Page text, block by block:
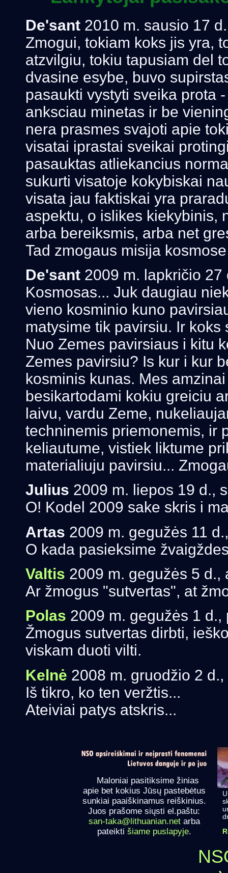
De'sant 2010 m. sausio 17
Zmogui, tokiam koks jis yra,
atzvilgiu, tokiu tapusiam del
dvasine esybe, buvo
pasaukti vystyti sveika prota
anksciau minetas ir be
nera prasmes svajoti apie
visatai iprastai sveikai
pasauktas atliekancius
sukurti visatoje kokybiskai
visata jau faktiskai yra
aspektu, o islikes kiekybinis,
arba bereiksmis, arba net
Tad zmogaus misija
De'sant 2009 m. lapkričio
Kosmosas... Juk daugiau
vieno kosminio kuno
matysime tik pavirsiu. Ir
Nuo Zemes pavirsiaus i kitu
Zemes pavirsiu? Is kur i kur
kosminis kunas. Mes
besikartodami kokiu greiciu
laivu, vardu Zeme,
techninemis priemonemis, ir
keliautume, vistiek liktume
materialiuju pavirsiu...
Julius 2009 m. liepos 19 d.,
O! Kodel 2009 sake skris i
Artas 2009 m. gegužės 11
O kada pasieksime
Valtis 2009 m. gegužės 5
Ar žmogus "sutvertas", at
Polas 2009 m. gegužės 1
Žmogus sutvertas dirbti,
viskam duoti vilti.
Kelnė 2008 m. gruodžio 2
Iš tikro, ko ten veržtis...
Ateiviai patys atskris...
Maloniai pasitiksime žinias
apie bet kokius Jūsų pastebėtus
sunkiai paaiškinamus reiškinius.
Juos prašome siųsti el.paštu:
san-taka@lithuanian.netarba
pateikti šiame puslapyje.